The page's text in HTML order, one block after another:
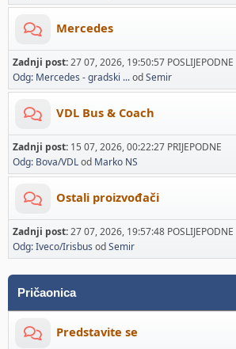
Mercedes
Zadnji post:27 07, 2026, 19:50:57 POSLIJEPODNE
Odg: Mercedes - gradski ...odSemir
VDL Bus & Coach
Zadnji post: 15 07, 2026, 00:22:27 PRIJEPODNE
Odg: Bova/VDLod Marko NS
Ostali proizvođači
Zadnji post:27 07, 2026, 19:57:48 POSLIJEPODNE
Odg: Iveco/Irisbus odSemir
Pričaonica
Predstavite se